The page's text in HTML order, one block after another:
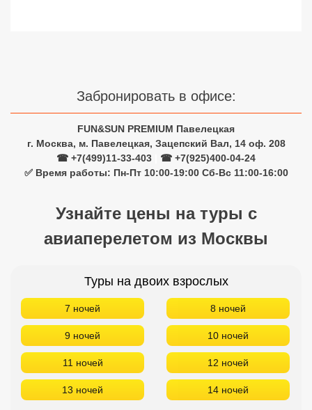
Забронировать в офисе:
FUN&SUN PREMIUM Павелецкая
г. Москва, м. Павелецкая, Зацепский Вал, 14 оф. 208
☎ +7(499)11-33-403
☎ +7(925)400-04-24
✅ Время работы: Пн-Пт 10:00-19:00 Сб-Вс 11:00-16:00
Узнайте цены на туры с
авиаперелетом из Москвы
Туры на двоих взрослых
7 ночей 8 ночей
9 ночей 10 ночей
11 ночей 12 ночей
13 ночей 14 ночей
Сетевые отели Бали
Сетевые отели Маврикия